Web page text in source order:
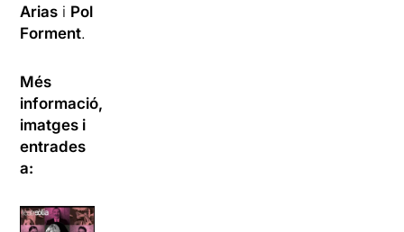
Arias i Pol
Forment.
Més
informació,
imatges i
entrades
a: